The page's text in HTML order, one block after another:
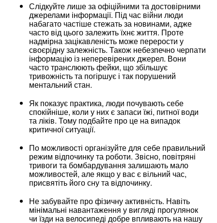
Слідкуйте лише за офіційними та достовірними
джерелами інформації. Під час війни люди
набагато частіше стежать за новинами, адже
часто від цього залежить їхнє життя. Проте
надмірна зацікавленість може перерости у
своєрідну залежність. Також небезпечно черпати
інформацію із неперевірених джерел. Вони
часто транслюють фейки, що збільшує
тривожність та погіршує і так порушений
ментальний стан.
Як показує практика, люди почувають себе
спокійніше, коли у них є запаси їжі, питної води
та ліків. Тому подбайте про це на випадок
критичної ситуації.
По можливості організуйте для себе правильний
режим відпочинку та роботи. Звісно, повітряні
тривоги та бомбардування залишають мало
можливостей, але якщо у вас є вільний час,
присвятіть його сну та відпочинку.
Не забувайте про фізичну активність. Навіть
мінімальні навантаження у вигляді прогулянок
чи їзди на велосипеді добре впливають на нашу